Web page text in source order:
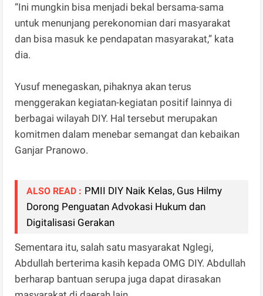
“Ini mungkin bisa menjadi bekal bersama-sama
untuk menunjang perekonomian dari masyarakat
dan bisa masuk ke pendapatan masyarakat,” kata
dia.
Yusuf menegaskan, pihaknya akan terus
menggerakan kegiatan-kegiatan positif lainnya di
berbagai wilayah DIY. Hal tersebut merupakan
komitmen dalam menebar semangat dan kebaikan
Ganjar Pranowo.
ALSO READ : PMII DIY Naik Kelas, Gus Hilmy
Dorong Penguatan Advokasi Hukum dan
Digitalisasi Gerakan
Sementara itu, salah satu masyarakat Nglegi,
Abdullah berterima kasih kepada OMG DIY. Abdullah
berharap bantuan serupa juga dapat dirasakan